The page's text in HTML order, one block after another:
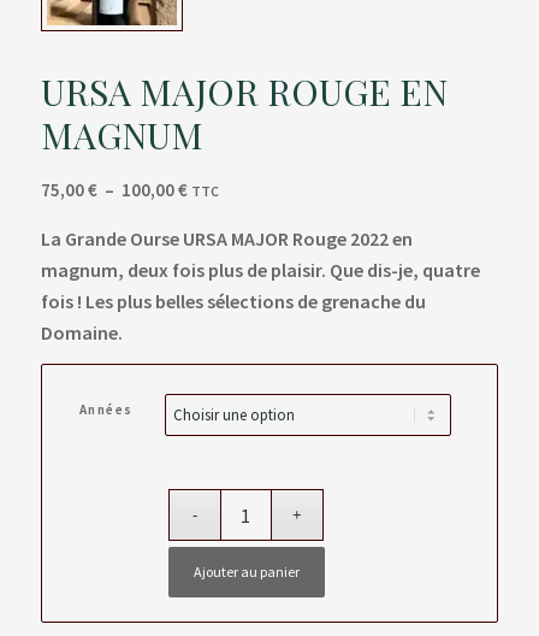
URSA MAJOR ROUGE EN
MAGNUM
75,00€ – 100,00€Plage
prix :
75,00 €
à
TTC
La Grande Ourse URSA MAJOR Rouge 2022 en
magnum, deux fois plus de plaisir. Que dis-je, quatre
fois ! Les plus belles sélections de grenache du
Domaine.
Années
Ajouter au panier